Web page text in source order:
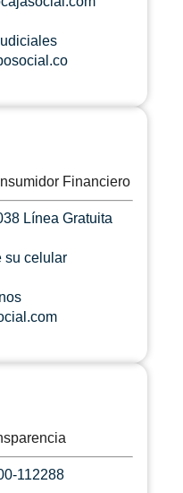
Financiero
Línea Gratuita
su celular
112288